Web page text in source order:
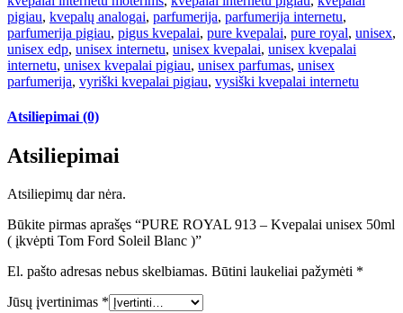
pigiau, kvepalų analogai, parfumerija, parfumerija internetu,
parfumerija pigiau, pigus kvepalai, pure kvepalai, pure royal, unisex,
unisex edp, unisex internetu, unisex kvepalai, unisex kvepalai
internetu, unisex kvepalai pigiau, unisex parfumas, unisex
parfumerija, vyriški kvepalai pigiau, vysiški kvepalai internetu
Atsiliepimai (0)
Atsiliepimai
Atsiliepimų dar nėra.
Būkite pirmas aprašęs “PURE ROYAL 913 – Kvepalai unisex 50ml
( įkvėpti Tom Ford Soleil Blanc )”
El. pašto adresas nebus skelbiamas. Būtini laukeliai pažymėti *
Jūsų įvertinimas *